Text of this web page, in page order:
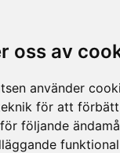
oss av
använder
för att
följande